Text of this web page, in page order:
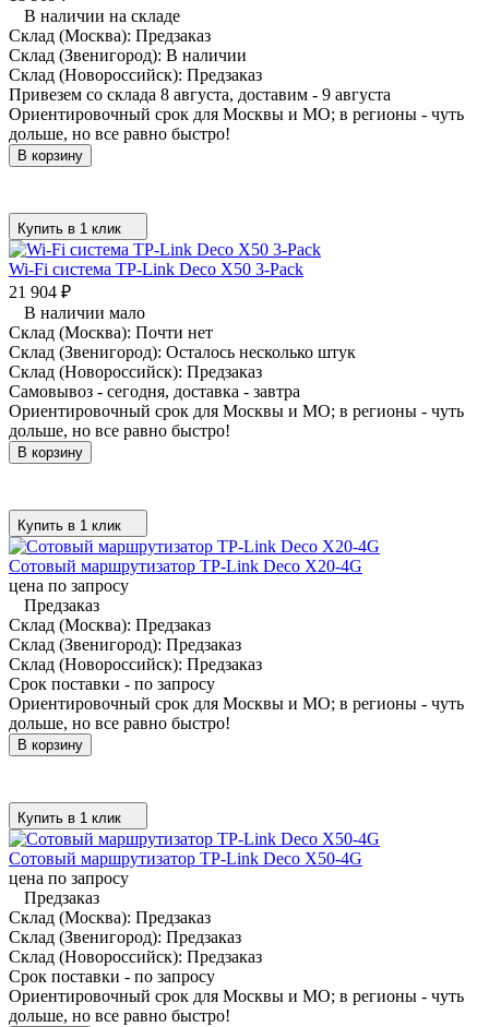
В наличии на складе
Склад (Москва): Предзаказ
Склад (Звенигород): В наличии
Склад (Новороссийск): Предзаказ
Привезем со склада 8 августа, доставим - 9 августа
Ориентировочный срок для Москвы и МО; в регионы - чуть
дольше, но все равно быстро!
В корзину
Купить в 1 клик
Wi-Fi система TP-Link Deco X50 3-Pack
21 904 ₽
В наличии мало
Склад (Москва): Почти нет
Склад (Звенигород): Осталось несколько штук
Склад (Новороссийск): Предзаказ
Самовывоз - сегодня, доставка - завтра
Ориентировочный срок для Москвы и МО; в регионы - чуть
дольше, но все равно быстро!
В корзину
Купить в 1 клик
Сотовый маршрутизатор TP-Link Deco X20-4G
цена по запросу
Предзаказ
Склад (Москва): Предзаказ
Склад (Звенигород): Предзаказ
Склад (Новороссийск): Предзаказ
Срок поставки - по запросу
Ориентировочный срок для Москвы и МО; в регионы - чуть
дольше, но все равно быстро!
В корзину
Купить в 1 клик
Сотовый маршрутизатор TP-Link Deco X50-4G
цена по запросу
Предзаказ
Склад (Москва): Предзаказ
Склад (Звенигород): Предзаказ
Склад (Новороссийск): Предзаказ
Срок поставки - по запросу
Ориентировочный срок для Москвы и МО; в регионы - чуть
дольше, но все равно быстро!